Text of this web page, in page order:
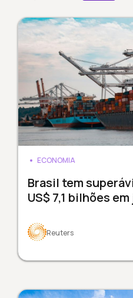
ECONOMIA
Brasil tem
US$ 7,1 bilhões
Reuters